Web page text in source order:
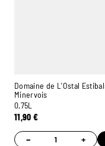
Domaine de L'Ostal
Minervois
0,75L
11,90€
− +